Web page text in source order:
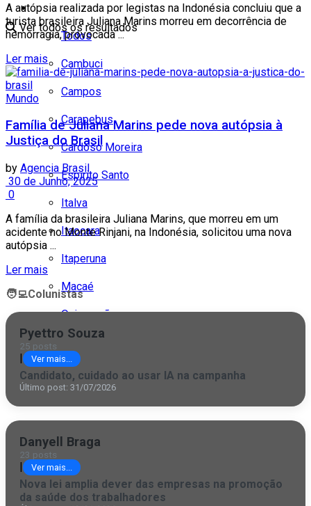
Cidades
Todos
Cambuci
Campos
Carapebus
Cardoso Moreira
Espírito Santo
Italva
Itaocara
Itaperuna
Macaé
Quissamã
Rio de Janeiro
São Fidélis
São Paulo
Ver todos os resultados
A autópsia realizada por legistas na Indonésia concluiu que a
turista brasileira Juliana Marins morreu em decorrência de
hemorragia, provocada ...
Ler mais
Mundo
Família de Juliana Marins pede nova autópsia à
Justiça do Brasil
by Agencia Brasil
30 de Junho, 2025
0
A família da brasileira Juliana Marins, que morreu em um
acidente no Monte Rinjani, na Indonésia, solicitou uma nova
autópsia ...
Ler mais
🧑‍💻Colunistas
Pyettro Souza
25 posts
| Ver mais...
Candidato, cuidado ao usar IA na campanha
Último post: 31/07/2026
Danyell Braga
23 posts
| Ver mais...
Nova lei amplia dever das empresas na promoção
da saúde dos trabalhadores